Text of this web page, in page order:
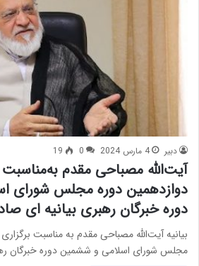
دبیر 4 مارس 2024 0
19
آیت‌الله مصباحی مقدم به‌مناسبت
دوازدهمین دوره مجلس شورای
دوره خبرگان رهبری بیانیه ای
بیانیه آیت‌الله مصباحی مقدم به‌ مناسبت
مجلس شورای اسلامی و ششمین دوره خبرگان